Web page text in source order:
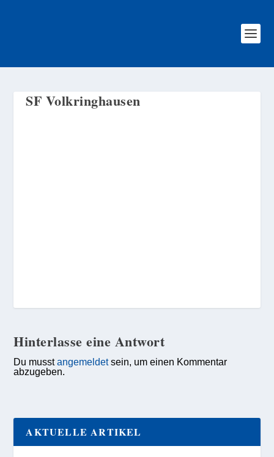
SF Volkringhausen
Hinterlasse eine Antwort
Du musstangemeldetsein, um einen Kommentar
abzugeben.
AKTUELLE ARTIKEL